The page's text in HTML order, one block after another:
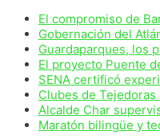
El compromiso de
Gobernación del
Guardaparques, los
El proyecto Puente
SENA certificó
Clubes de
Alcalde Char
Maratón bilingüe y